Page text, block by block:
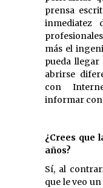
prensa
inmediatez
más el
pueda
abrirse
con
informar con
¿Crees que
años?
Sí, al
que le veo